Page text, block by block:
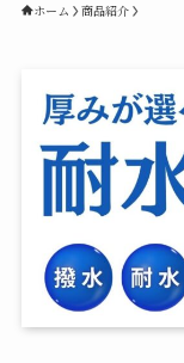
ホーム 商品紹介